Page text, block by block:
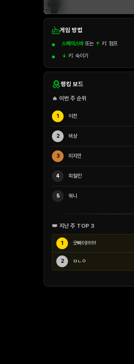
게임 방법
스페이스바또는 ↑ 키: 점프
↓ 키: 숙이기
랭킹 보드
🔥 이번 주 순위
1 이찬
2 비상
3 미지안
4 피철인
5 워니
👑 지난 주 TOP 3
1 긋빠이!!!!!!!
2 ㅁㄴㅇ